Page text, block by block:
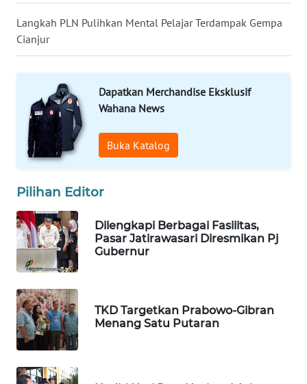
Langkah PLN Pulihkan Mental Pelajar Terdampak Gempa
Cianjur
Dapatkan Merchandise Eksklusif
Wahana News
Buka Katalog
Pilihan Editor
Dilengkapi Berbagai Fasilitas,
Pasar Jatirawasari Diresmikan Pj
Gubernur
TKD Targetkan Prabowo-Gibran
Menang Satu Putaran
WN
SULUT
WN
MALUKU
WN
MALUT
WN
DAIRI
WN
DANAU
WN
NIAS
WN
LANGKAT